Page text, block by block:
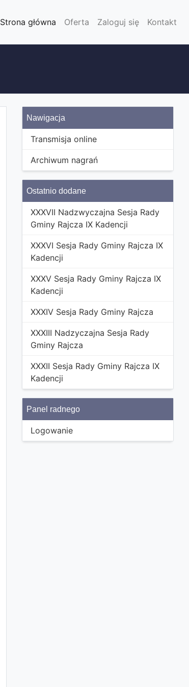
Strona główna Oferta Zaloguj się Kontakt
Nawigacja
Transmisja online
Archiwum nagrań
Ostatnio dodane
XXXVII Nadzwyczajna Sesja Rady
Gminy Rajcza IX Kadencji
XXXVI Sesja Rady Gminy Rajcza IX
Kadencji
XXXV Sesja Rady Gminy Rajcza IX
Kadencji
XXXIV Sesja Rady Gminy Rajcza
XXXIII Nadzyczajna Sesja Rady
Gminy Rajcza
XXXII Sesja Rady Gminy Rajcza IX
Kadencji
Panel radnego
Logowanie